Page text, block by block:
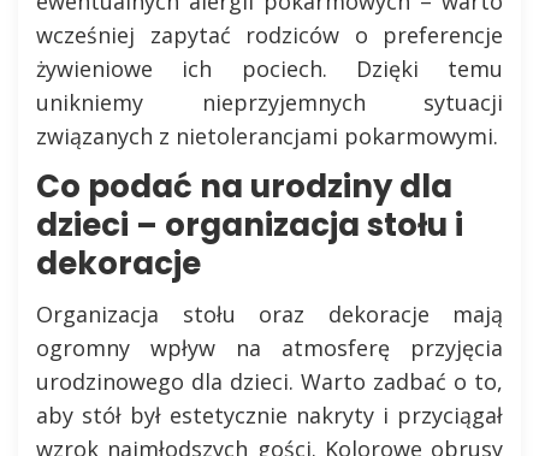
wcześniej zapytać rodziców o preferencje
żywieniowe ich pociech. Dzięki temu
unikniemy nieprzyjemnych sytuacji
związanych z nietolerancjami pokarmowymi.
Co podać na urodziny dla
dzieci – organizacja stołu i
dekoracje
Organizacja stołu oraz dekoracje mają
ogromny wpływ na atmosferę przyjęcia
urodzinowego dla dzieci. Warto zadbać o to,
aby stół był estetycznie nakryty i przyciągał
wzrok najmłodszych gości. Kolorowe obrusy